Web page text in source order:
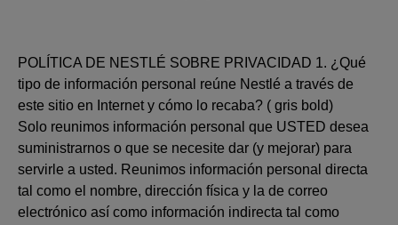
POLÍTICA DE NESTLÉ SOBRE PRIVACIDAD 1. ¿Qué
tipo de información personal reúne Nestlé a través de
este sitio en Internet y cómo lo recaba? ( gris bold)
Solo reunimos información personal que USTED desea
suministrarnos o que se necesite dar (y mejorar) para
servirle a usted. Reunimos información personal directa
tal como el nombre, dirección física y la de correo
electrónico así como información indirecta tal como